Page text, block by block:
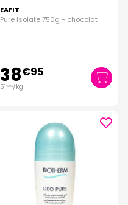
EAFIT
Pure Isolate 750g - chocolat
38€95
51€93/kg